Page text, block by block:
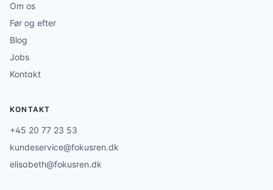
Om os
Før og efter
Blog
Jobs
Kontakt
KONTAKT
+45 20 77 23 53
kundeservice@fokusren.dk
elisabeth@fokusren.dk